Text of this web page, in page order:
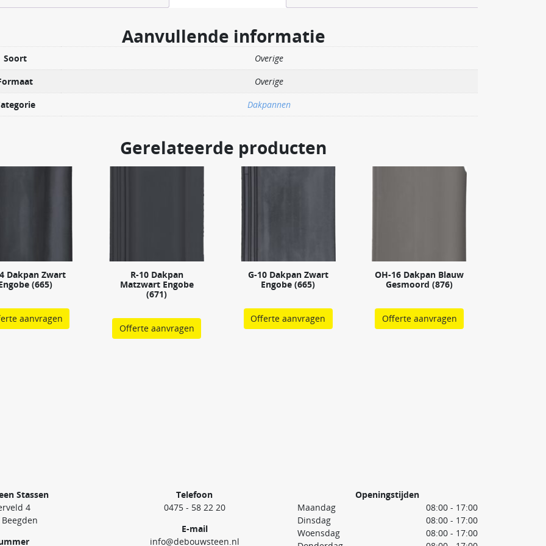
Aanvullende informatie
Soort
Overige
Overige
Dakpannen
Gerelateerde producten
Dakpan Zwart
(665)
aanvragen
R-10 Dakpan
Matzwart Engobe
(671)
Offerte aanvragen
G-10 Dakpan Zwart
Engobe (665)
Offerte aanvragen
OH-16 Dakpan Blauw
Gesmoord (876)
Offerte aanvragen
Stassen
4
Telefoon
0475 - 58 22 20
E-mail
info@debouwsteen.nl
Openingstijden
Maandag
08:00 - 17:00
Dinsdag
08:00 - 17:00
Woensdag
08:00 - 17:00